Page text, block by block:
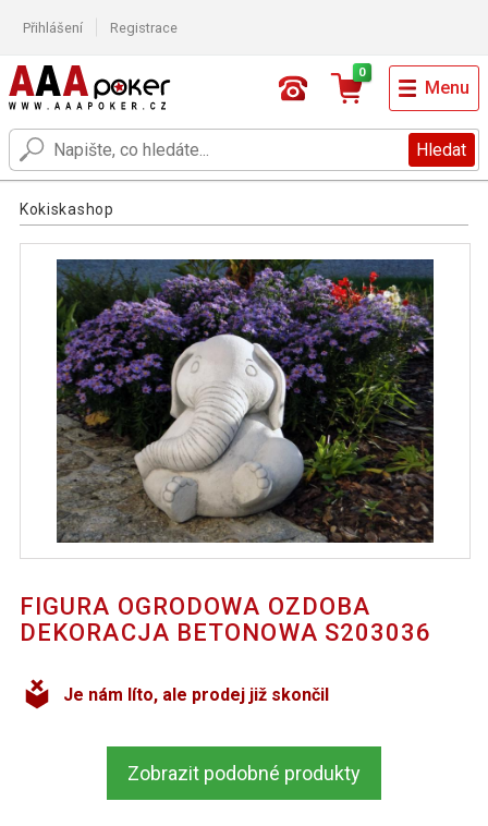
Přihlášení Registrace
Hledat
0
Menu
Kokiskashop
FIGURA OGRODOWA OZDOBA
DEKORACJA BETONOWA S203036
Je nám líto, ale prodej již skončil
Zobrazit podobné produkty